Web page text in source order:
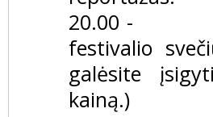
20.00 -
festivalio
galėsite
kainą.)